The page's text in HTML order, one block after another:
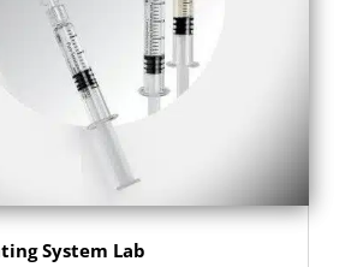
System Lab